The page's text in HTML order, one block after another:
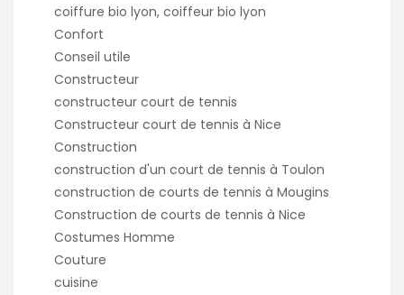
coiffure bio lyon, coiffeur bio lyon
Confort
Conseil utile
Constructeur
constructeur court de tennis
Constructeur court de tennis à Nice
Construction
construction d'un court de tennis à Toulon
construction de courts de tennis à Mougins
Construction de courts de tennis à Nice
Costumes Homme
Couture
cuisine